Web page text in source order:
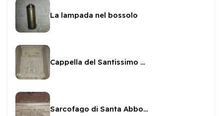
La lampada nel bossolo
Cappella del Santissimo Sacramento a San Gregorio
Sarcofago di Santa Abbondanza